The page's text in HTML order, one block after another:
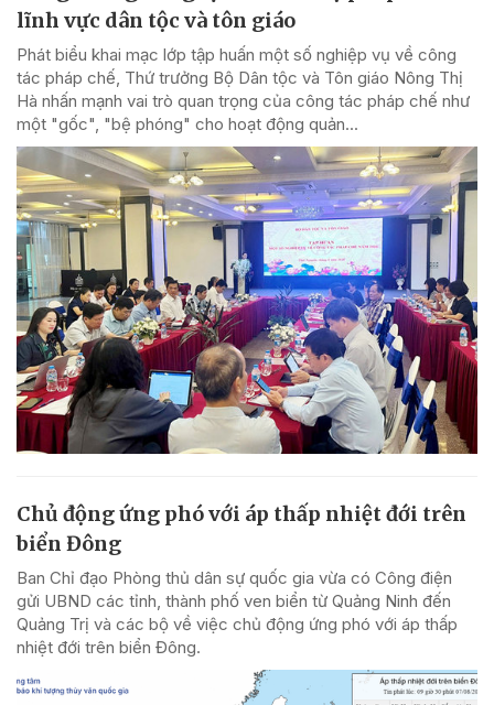
lĩnh vực dân tộc và tôn giáo
Phát biểu khai mạc lớp tập huấn một số nghiệp vụ về công
tác pháp chế, Thứ trưởng Bộ Dân tộc và Tôn giáo Nông Thị
Hà nhấn mạnh vai trò quan trọng của công tác pháp chế như
một "gốc", "bệ phóng" cho hoạt động quản...
Chủ động ứng phó với áp thấp nhiệt đới trên
biển Đông
Ban Chỉ đạo Phòng thủ dân sự quốc gia vừa có Công điện
gửi UBND các tỉnh, thành phố ven biển từ Quảng Ninh đến
Quảng Trị và các bộ về việc chủ động ứng phó với áp thấp
nhiệt đới trên biển Đông.